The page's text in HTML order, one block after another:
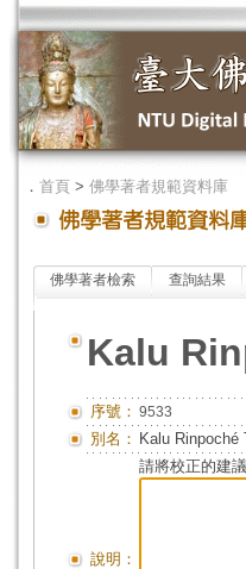
． 首頁 > 佛學著者規範資料庫
佛學著者檢索 查詢結果
Kalu
序號： 9533
別名： Kalu Rinpoché
說明：
請將校正的建